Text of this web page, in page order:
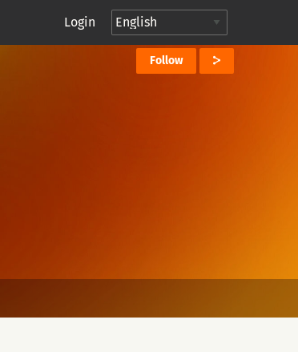
Login
Follow